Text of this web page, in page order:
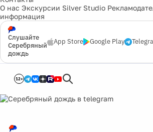
О нас Экскурсии Silver Studio
информация
Слушайте
Серебряный
дождь
App Store Google Play
12+